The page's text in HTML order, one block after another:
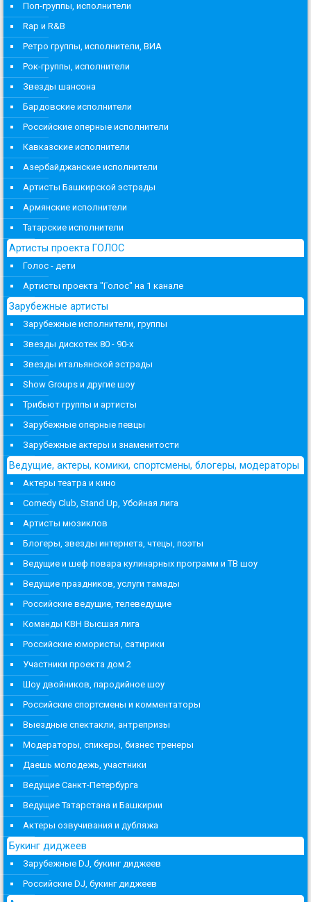
Поп-группы, исполнители
Rap и R&B
Ретро группы, исполнители, ВИА
Рок-группы, исполнители
Звезды шансона
Бардовские исполнители
Российские оперные исполнители
Кавказские исполнители
Азербайджанские исполнители
Артисты Башкирской эстрады
Армянские исполнители
Татарские исполнители
Артисты проекта ГОЛОС
Голос - дети
Артисты проекта "Голос" на 1 канале
Зарубежные артисты
Зарубежные исполнители, группы
Звезды дискотек 80 - 90-х
Звезды итальянской эстрады
Show Groups и другие шоу
Трибьют группы и артисты
Зарубежные оперные певцы
Зарубежные актеры и знаменитости
Ведущие, актеры, комики, спортсмены, блогеры, модераторы
Актеры театра и кино
Comedy Club, Stand Up, Убойная лига
Артисты мюзиклов
Блогеры, звезды интернета, чтецы, поэты
Ведущие и шеф повара кулинарных программ и ТВ шоу
Ведущие праздников, услуги тамады
Российские ведущие, телеведущие
Команды КВН Высшая лига
Российские юмористы, сатирики
Участники проекта дом 2
Шоу двойников, пародийное шоу
Российские спортсмены и комментаторы
Выездные спектакли, антрепризы
Модераторы, спикеры, бизнес тренеры
Даешь молодежь, участники
Ведущие Санкт-Петербурга
Ведущие Татарстана и Башкирии
Актеры озвучивания и дубляжа
Букинг диджеев
Зарубежные DJ, букинг диджеев
Российские DJ, букинг диджеев